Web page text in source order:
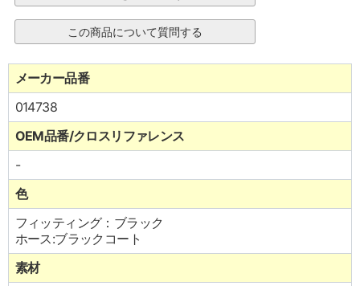
メーカー品番
014738
OEM品番/クロスリファレンス
-
色
フィッティング：ブラック
ホース:ブラックコート
素材